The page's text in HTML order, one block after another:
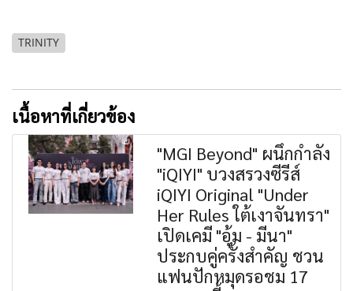
TRINITY
เนื้อหาที่เกี่ยวข้อง
"MGI Beyond" ผนึกกำลัง
"iQIYI" บวงสรวงซีรีส์
iQIYI Original "Under
Her Rules ใต้เงาจันทรา"
เปิดเคมี "อุ้ม - มีนา"
ประกบคู่ครั้งสำคัญ ชวน
แฟนปักหมุดรอชม 17